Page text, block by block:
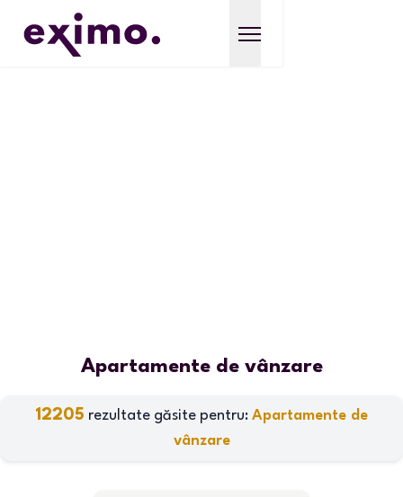
Apartamente de vânzare
12205 rezultate găsite pentru: Apartamente de
vânzare